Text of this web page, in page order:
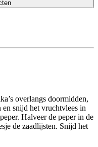
overlangs doormidden,
en snijd het vruchtvlees in
Halveer de peper in de
de zaadlijsten. Snijd het